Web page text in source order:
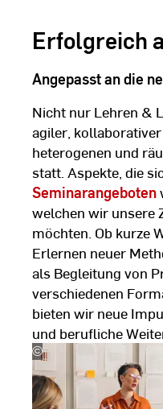
Erfolgreich
Angepasst an die
Nicht nur Lehren &
agiler,
heterogenen und
statt. Aspekte, die
Seminarangeboten
welchen wir unsere
möchten. Ob kurze
Erlernen neuer
als Begleitung von
verschiedenen
bieten wir neue
und berufliche
©
Jacob
Lund/